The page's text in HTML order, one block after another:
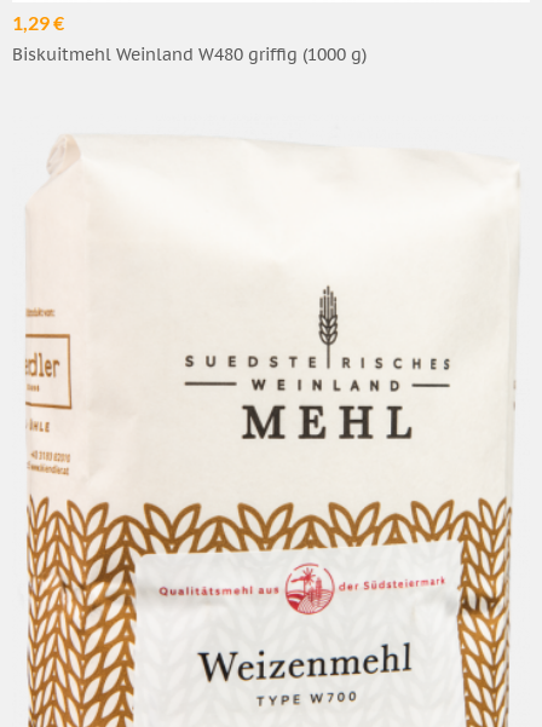
1,29 €
Biskuitmehl Weinland W480 griffig (1000 g)